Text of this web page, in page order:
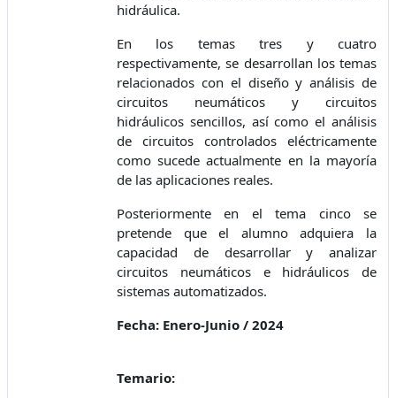
hidráulica.
En los temas tres y cuatro
respectivamente, se desarrollan los temas
relacionados con el diseño y análisis de
circuitos neumáticos y circuitos
hidráulicos sencillos, así como el análisis
de circuitos controlados eléctricamente
como sucede actualmente en la mayoría
de las aplicaciones reales.
Posteriormente en el tema cinco se
pretende que el alumno adquiera la
capacidad de desarrollar y analizar
circuitos neumáticos e hidráulicos de
sistemas automatizados.
Fecha: Enero-Junio / 2024
Temario: